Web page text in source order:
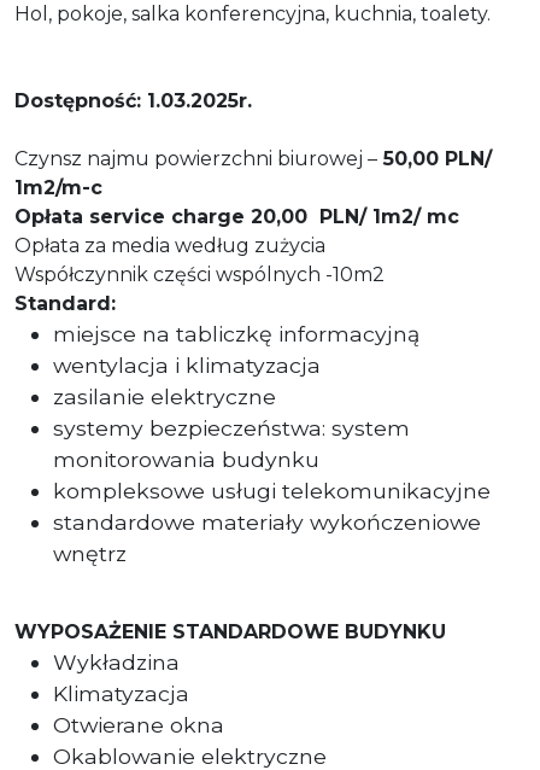
Hol, pokoje, salka konferencyjna, kuchnia, toalety.
Dostępność: 1.03.2025r.
Czynsz najmu powierzchni biurowej – 50,00 PLN/
1m2/m-c
Opłata service charge 20,00 PLN/ 1m2/ mc
Opłata za media według zużycia
Współczynnik części wspólnych -10m2
Standard:
miejsce na tabliczkę informacyjną
wentylacja i klimatyzacja
zasilanie elektryczne
systemy bezpieczeństwa: system
monitorowania budynku
kompleksowe usługi telekomunikacyjne
standardowe materiały wykończeniowe
wnętrz
WYPOSAŻENIE STANDARDOWE BUDYNKU
Wykładzina
Klimatyzacja
Otwierane okna
Okablowanie elektryczne